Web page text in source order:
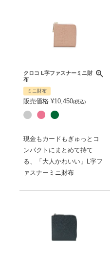
クロコ L字ファスナーミニ財
布
ミニ財布
販売価格 ¥10,450 税込
現金もカードもぎゅっとコ
ンパクトにまとめて持て
る、「大人かわいい」L字フ
ァスナーミニ財布